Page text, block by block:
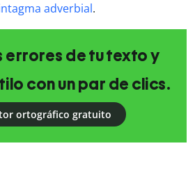
adverbial.
errores de tu texto y
con un par de clics.
ortográfico gratuito